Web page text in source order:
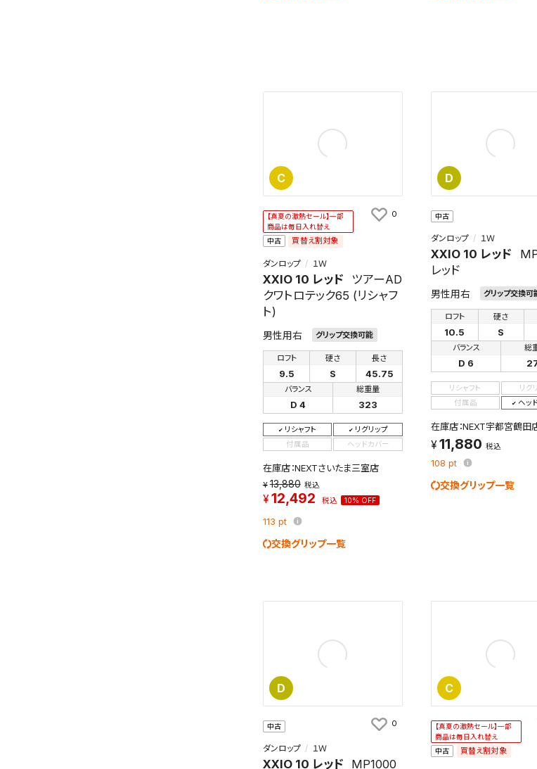
C
【真夏の激熱セール】一部
商品は毎日入れ替え
中古
買替え割対象
ダンロップ １Ｗ
XXIO 10 レッド
ツアーAD
クワトロテック65 (リシャフ
ト)
男性用右 グリップ交換可能
ロフト
9.5
硬さ
S
長さ
45.75
バランス
D 4
総重量
323
リシャフト
リグリップ
付属品
ヘッドカバー
在庫店：NEXTさいたま三室店
13,880 税込
12,492 税込 10% OFF
113 pt
交換グリップ一覧
0
D
中古
ダンロップ １Ｗ
XXIO 10 レッド
レッド
男性用右 グリップ交換可
ロフト
10.5
硬さ
S
バランス
D 6
総
リシャフト
リグ
付属品
ヘッ
在庫店：NEXT宇都宮鶴田
11,880 税込
108 pt
交換グリップ一覧
D
中古
ダンロップ １Ｗ
XXIO 10 レッド MP1000
0
C
【真夏の激熱セール】一部
商品は毎日入れ替え
中古
買替え割対象